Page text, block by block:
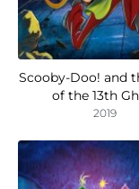
Scooby-Doo! and
of the 13th
2019